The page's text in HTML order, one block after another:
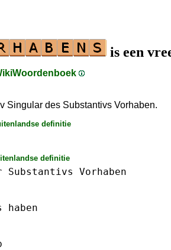
is een
Singular des Substantivs Vorhaben.
definitie
definitie
Substantivs Vorhaben
haben